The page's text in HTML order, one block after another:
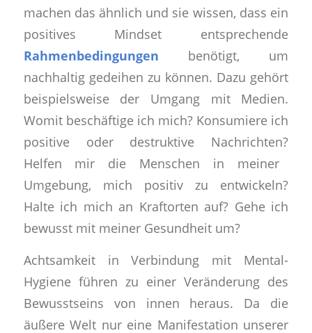
machen das ähnlich und sie wissen, dass ein
positives Mindset entsprechende
Rahmenbedingungen benötigt, um
nachhaltig gedeihen zu können. Dazu gehört
beispielsweise der Umgang mit Medien.
Womit beschäftige ich mich? Konsumiere ich
positive oder destruktive Nachrichten?
Helfen mir die Menschen in meiner
Umgebung, mich positiv zu entwickeln?
Halte ich mich an Kraftorten auf? Gehe ich
bewusst mit meiner Gesundheit um?
Achtsamkeit in Verbindung mit Mental-
Hygiene führen zu einerVeränderung des
Bewusstseins von innen heraus. Da die
äußere Welt nur eine Manifestation unserer